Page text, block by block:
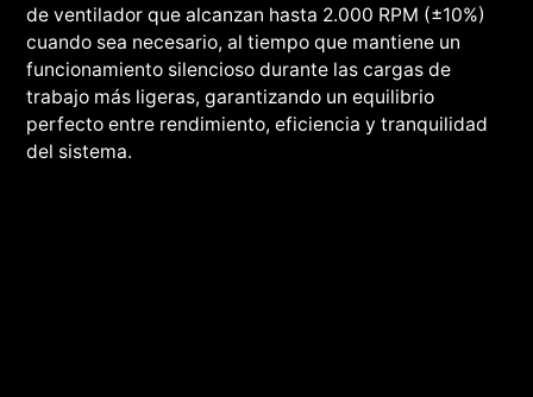
de ventilador que alcanzan hasta 2.000 RPM (±10%)
cuando sea necesario, al tiempo que mantiene un
funcionamiento silencioso durante las cargas de
trabajo más ligeras, garantizando un equilibrio
perfecto entre rendimiento, eficiencia y tranquilidad
del sistema.